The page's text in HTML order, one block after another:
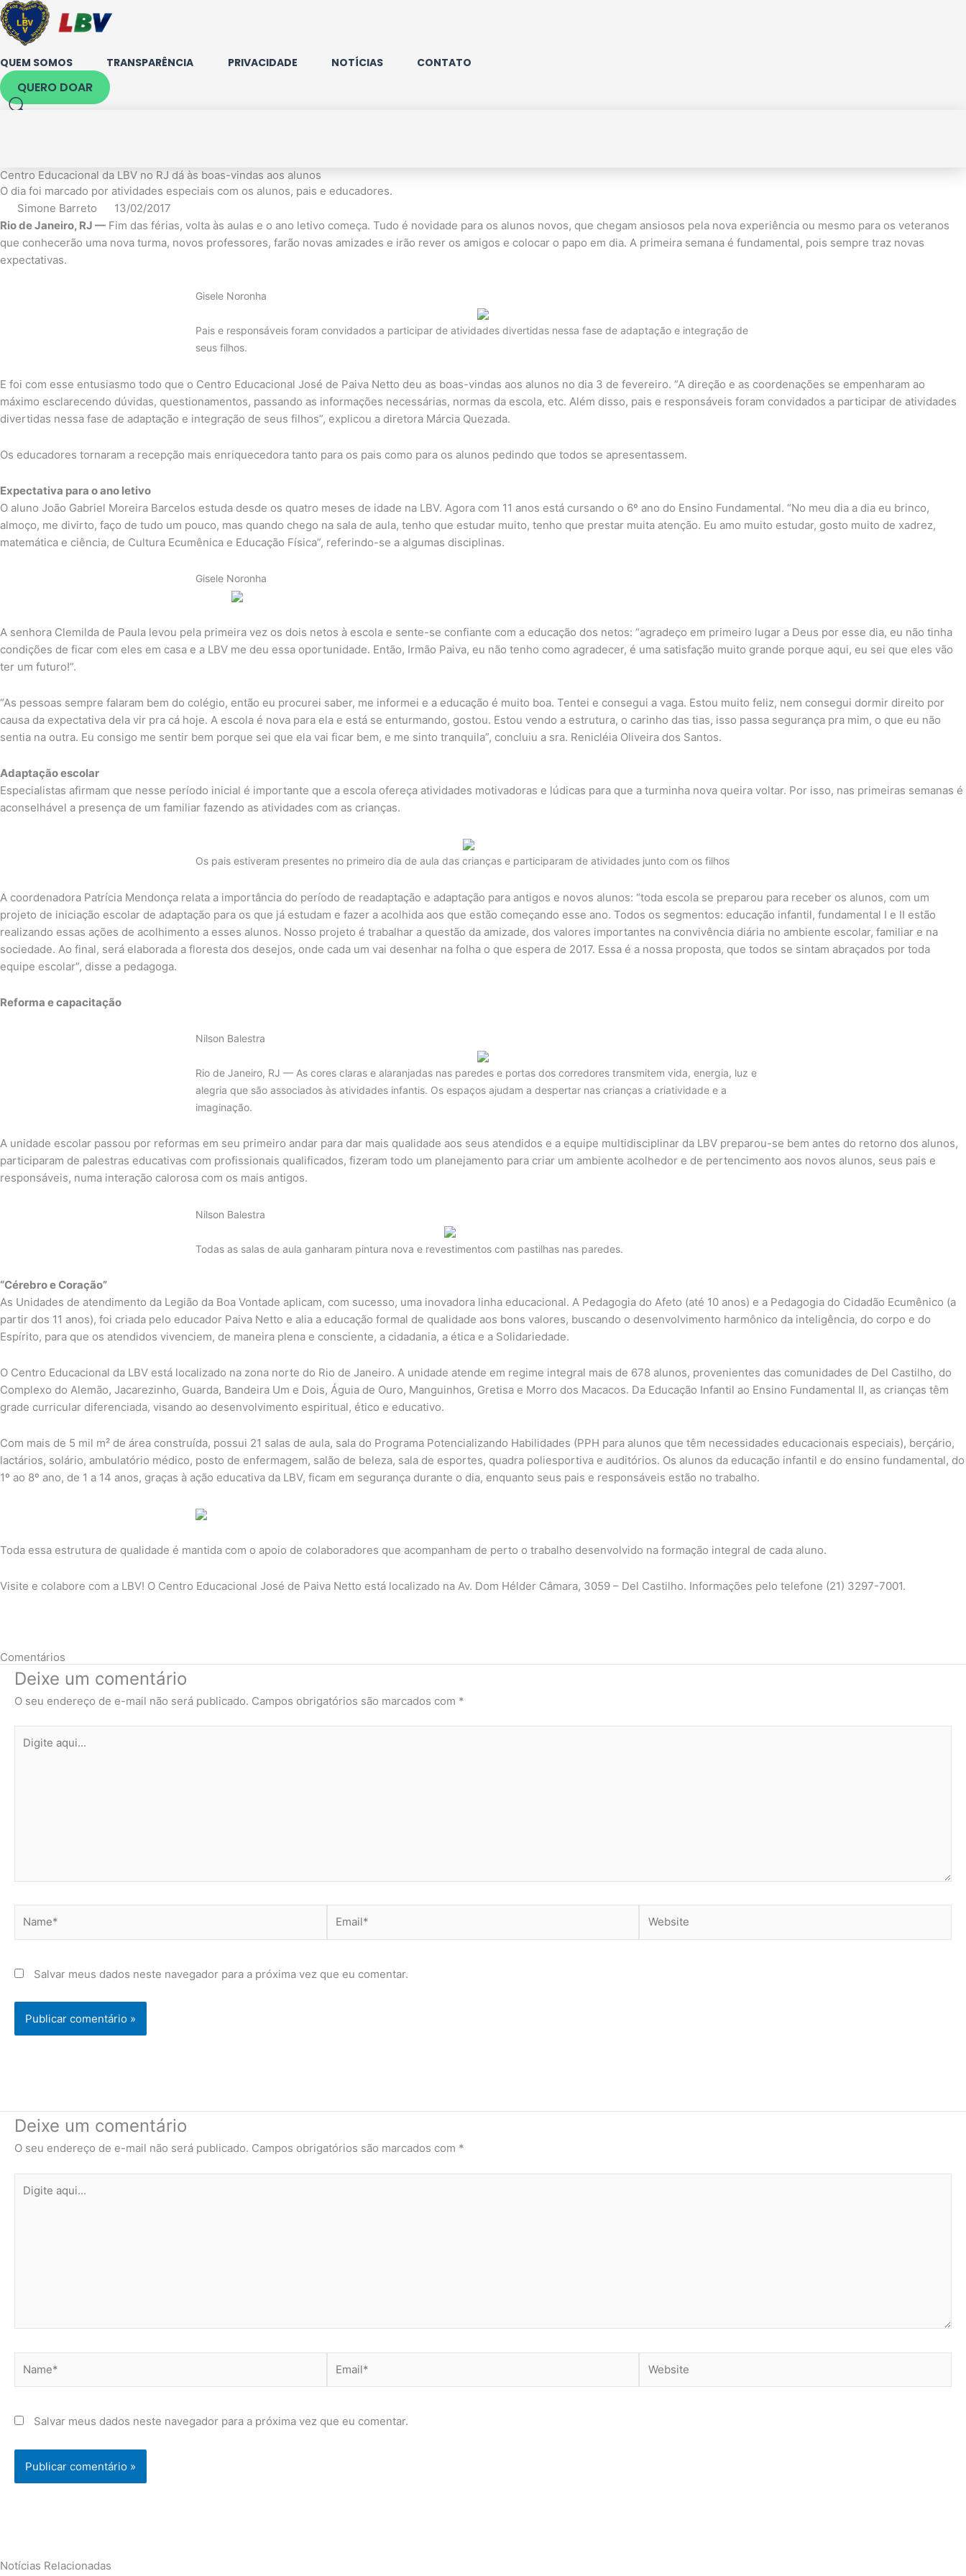
Ir
para
conteúdo
QUEM SOMOS TRANSPARÊNCIA PRIVACIDADE NOTÍCIAS CONTATO
QUERO DOAR
Centro Educacional da LBV no RJ dá às boas-vindas aos alunos
O dia foi marcado por atividades especiais com os alunos, pais e educadores.
Simone Barreto
13/02/2017
Rio de Janeiro, RJ — Fim das férias, volta às aulas e o ano letivo começa. Tudo é novidade para os alunos novos, que chegam ansiosos pela nova experiência ou mesmo para os veteranos
que conhecerão uma nova turma, novos professores, farão novas amizades e irão rever os amigos e colocar o papo em dia. A primeira semana é fundamental, pois sempre traz novas
expectativas.
Gisele Noronha
Pais e responsáveis foram convidados a participar de atividades divertidas nessa fase de adaptação e integração de
seus filhos.
E foi com esse entusiasmo todo que o Centro Educacional José de Paiva Netto deu as boas-vindas aos alunos no dia 3 de fevereiro. “A direção e as coordenações se empenharam ao
máximo esclarecendo dúvidas, questionamentos, passando as informações necessárias, normas da escola, etc. Além disso, pais e responsáveis foram convidados a participar de atividades
divertidas nessa fase de adaptação e integração de seus filhos”, explicou a diretora Márcia Quezada.
Os educadores tornaram a recepção mais enriquecedora tanto para os pais como para os alunos pedindo que todos se apresentassem.
Expectativa para o ano letivo
O aluno João Gabriel Moreira Barcelos estuda desde os quatro meses de idade na LBV. Agora com 11 anos está cursando o 6º ano do Ensino Fundamental. “No meu dia a dia eu brinco,
almoço, me divirto, faço de tudo um pouco, mas quando chego na sala de aula, tenho que estudar muito, tenho que prestar muita atenção. Eu amo muito estudar, gosto muito de xadrez,
matemática e ciência, de Cultura Ecumênica e Educação Física”, referindo-se a algumas disciplinas.
Gisele Noronha
A senhora Clemilda de Paula levou pela primeira vez os dois netos à escola e sente-se confiante com a educação dos netos: “agradeço em primeiro lugar a Deus por esse dia, eu não tinha
condições de ficar com eles em casa e a LBV me deu essa oportunidade. Então, Irmão Paiva, eu não tenho como agradecer, é uma satisfação muito grande porque aqui, eu sei que eles vão
ter um futuro!”.
“As pessoas sempre falaram bem do colégio, então eu procurei saber, me informei e a educação é muito boa. Tentei e consegui a vaga. Estou muito feliz, nem consegui dormir direito por
causa da expectativa dela vir pra cá hoje. A escola é nova para ela e está se enturmando, gostou. Estou vendo a estrutura, o carinho das tias, isso passa segurança pra mim, o que eu não
sentia na outra. Eu consigo me sentir bem porque sei que ela vai ficar bem, e me sinto tranquila”, concluiu a sra. Renicléia Oliveira dos Santos.
Adaptação escolar
Especialistas afirmam que nesse período inicial é importante que a escola ofereça atividades motivadoras e lúdicas para que a turminha nova queira voltar. Por isso, nas primeiras semanas é
aconselhável a presença de um familiar fazendo as atividades com as crianças.
Os pais estiveram presentes no primeiro dia de aula das crianças e participaram de atividades junto com os filhos
A coordenadora Patrícia Mendonça relata a importância do período de readaptação e adaptação para antigos e novos alunos: “toda escola se preparou para receber os alunos, com um
projeto de iniciação escolar de adaptação para os que já estudam e fazer a acolhida aos que estão começando esse ano. Todos os segmentos: educação infantil, fundamental I e II estão
realizando essas ações de acolhimento a esses alunos. Nosso projeto é trabalhar a questão da amizade, dos valores importantes na convivência diária no ambiente escolar, familiar e na
sociedade. Ao final, será elaborada a floresta dos desejos, onde cada um vai desenhar na folha o que espera de 2017. Essa é a nossa proposta, que todos se sintam abraçados por toda
equipe escolar”, disse a pedagoga.
Reforma e capacitação
Nilson Balestra
Rio de Janeiro, RJ — As cores claras e alaranjadas nas paredes e portas dos corredores transmitem vida, energia, luz e
alegria que são associados às atividades infantis. Os espaços ajudam a despertar nas crianças a criatividade e a
imaginação.
A unidade escolar passou por reformas em seu primeiro andar para dar mais qualidade aos seus atendidos e a equipe multidisciplinar da LBV preparou-se bem antes do retorno dos alunos,
participaram de palestras educativas com profissionais qualificados, fizeram todo um planejamento para criar um ambiente acolhedor e de pertencimento aos novos alunos, seus pais e
responsáveis, numa interação calorosa com os mais antigos.
Nilson Balestra
Todas as salas de aula ganharam pintura nova e revestimentos com pastilhas nas paredes.
“Cérebro e Coração”
As Unidades de atendimento da Legião da Boa Vontade aplicam, com sucesso, uma inovadora linha educacional. A Pedagogia do Afeto (até 10 anos) e a Pedagogia do Cidadão Ecumênico (a
partir dos 11 anos), foi criada pelo educador Paiva Netto e alia a educação formal de qualidade aos bons valores, buscando o desenvolvimento harmônico da inteligência, do corpo e do
Espírito, para que os atendidos vivenciem, de maneira plena e consciente, a cidadania, a ética e a Solidariedade.
O Centro Educacional da LBV está localizado na zona norte do Rio de Janeiro. A unidade atende em regime integral mais de 678 alunos, provenientes das comunidades de Del Castilho, do
Complexo do Alemão, Jacarezinho, Guarda, Bandeira Um e Dois, Águia de Ouro, Manguinhos, Gretisa e Morro dos Macacos. Da Educação Infantil ao Ensino Fundamental II, as crianças têm
grade curricular diferenciada, visando ao desenvolvimento espiritual, ético e educativo.
Com mais de 5 mil m² de área construída, possui 21 salas de aula, sala do Programa Potencializando Habilidades (PPH para alunos que têm necessidades educacionais especiais), berçário,
lactários, solário, ambulatório médico, posto de enfermagem, salão de beleza, sala de esportes, quadra poliesportiva e auditórios. Os alunos da educação infantil e do ensino fundamental, do
1º ao 8º ano, de 1 a 14 anos, graças à ação educativa da LBV, ficam em segurança durante o dia, enquanto seus pais e responsáveis estão no trabalho.
Toda essa estrutura de qualidade é mantida com o apoio de colaboradores que acompanham de perto o trabalho desenvolvido na formação integral de cada aluno.
Visite e colabore com a LBV! O Centro Educacional José de Paiva Netto está localizado na Av. Dom Hélder Câmara, 3059 – Del Castilho. Informações pelo telefone (21) 3297-7001.
Comentários
Deixe um comentário
O seu endereço de e-mail não será publicado. Campos obrigatórios são marcados com *
aqui...
Salvar meus dados neste navegador para a próxima vez que eu comentar.
Deixe um comentário
O seu endereço de e-mail não será publicado. Campos obrigatórios são marcados com *
aqui...
Salvar meus dados neste navegador para a próxima vez que eu comentar.
Notícias Relacionadas